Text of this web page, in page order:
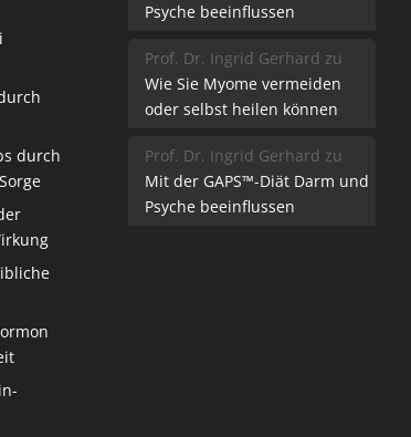
durch
Psyche beeinflussen
Prof. Dr. Ingrid Gerhard zu
Wie Sie Myome vermeiden
oder selbst heilen können
Prof. Dr. Ingrid Gerhard zu
Mit der GAPS™-Diät Darm und
Psyche beeinflussen